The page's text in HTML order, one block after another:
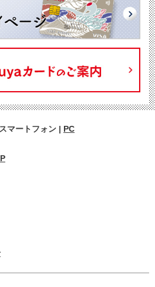
スマートフォン | PC